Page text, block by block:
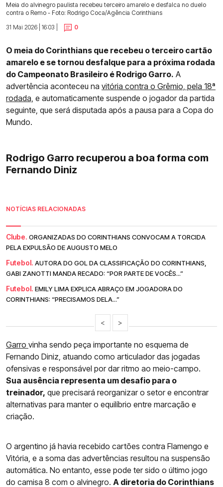
Meia do alvinegro paulista recebeu terceiro amarelo e desfalca no duelo
contra o Remo - Foto: Rodrigo Coca/Agência Corinthians
31 Mai 2026 | 16:03 |
0
O meia do Corinthians que recebeu o terceiro cartão
amarelo e se tornou desfalque para a próxima rodada
do Campeonato Brasileiro é Rodrigo Garro. A
advertência aconteceu na vitória contra o Grêmio, pela 18ª
rodada, e automaticamente suspende o jogador da partida
seguinte, que será disputada após a pausa para a Copa do
Mundo.
Rodrigo Garro recuperou a boa forma com
Fernando Diniz
NOTÍCIAS RELACIONADAS
Clube. ORGANIZADAS DO CORINTHIANS CONVOCAM A TORCIDA
PELA EXPULSÃO DE AUGUSTO MELO
Futebol. AUTORA DO GOL DA CLASSIFICAÇÃO DO CORINTHIANS,
GABI ZANOTTI MANDA RECADO: “POR PARTE DE VOCÊS...”
Futebol. EMILY LIMA EXPLICA ABRAÇO EM JOGADORA DO
CORINTHIANS: “PRECISAMOS DELA...”
< >
Garro vinha sendo peça importante no esquema de
Fernando Diniz, atuando como articulador das jogadas
ofensivas e responsável por dar ritmo ao meio-campo.
Sua ausência representa um desafio para o
treinador, que precisará reorganizar o setor e encontrar
alternativas para manter o equilíbrio entre marcação e
criação.
O argentino já havia recebido cartões contra Flamengo e
Vitória, e a soma das advertências resultou na suspensão
automática. No entanto, esse pode ter sido o último jogo
do camisa 8 com o alvinegro. A diretoria do Corinthians